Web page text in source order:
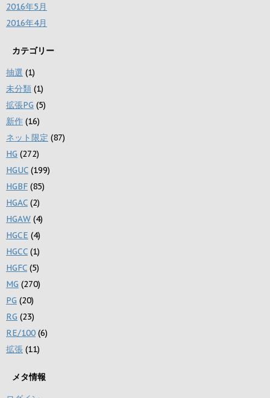
2016年5月
2016年4月
カテゴリー
抽選 (1)
未分類 (1)
拡張PG (5)
新作 (16)
ネット限定 (87)
HG (272)
HGUC (199)
HGBF (85)
HGAC (2)
HGAW (4)
HGCE (4)
HGCC (1)
HGFC (5)
MG (270)
PG (20)
RG (23)
RE/100 (6)
拡張 (11)
メタ情報